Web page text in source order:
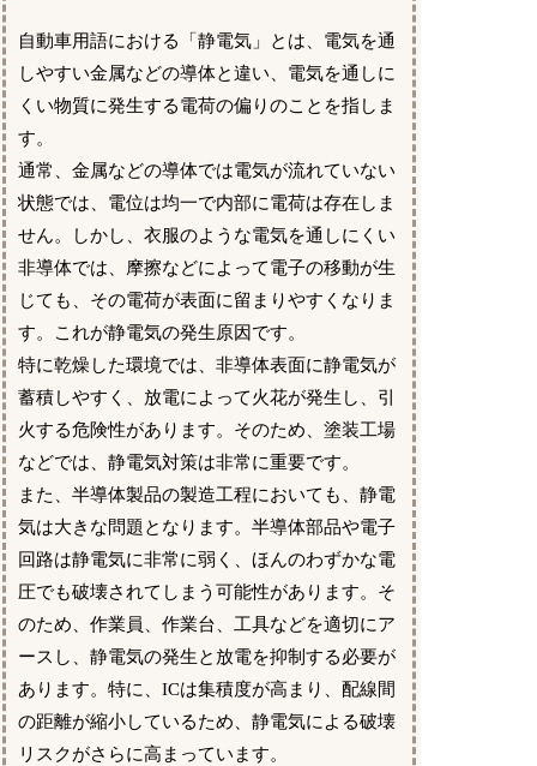
自動車用語における「静電気」とは、電気を通
しやすい金属などの導体と違い、電気を通しに
くい物質に発生する電荷の偏りのことを指しま
す。
通常、金属などの導体では電気が流れていない
状態では、電位は均一で内部に電荷は存在しま
せん。しかし、衣服のような電気を通しにくい
非導体では、摩擦などによって電子の移動が生
じても、その電荷が表面に留まりやすくなりま
す。これが静電気の発生原因です。
特に乾燥した環境では、非導体表面に静電気が
蓄積しやすく、放電によって火花が発生し、引
火する危険性があります。そのため、塗装工場
などでは、静電気対策は非常に重要です。
また、半導体製品の製造工程においても、静電
気は大きな問題となります。半導体部品や電子
回路は静電気に非常に弱く、ほんのわずかな電
圧でも破壊されてしまう可能性があります。そ
のため、作業員、作業台、工具などを適切にア
ースし、静電気の発生と放電を抑制する必要が
あります。特に、ICは集積度が高まり、配線間
の距離が縮小しているため、静電気による破壊
リスクがさらに高まっています。